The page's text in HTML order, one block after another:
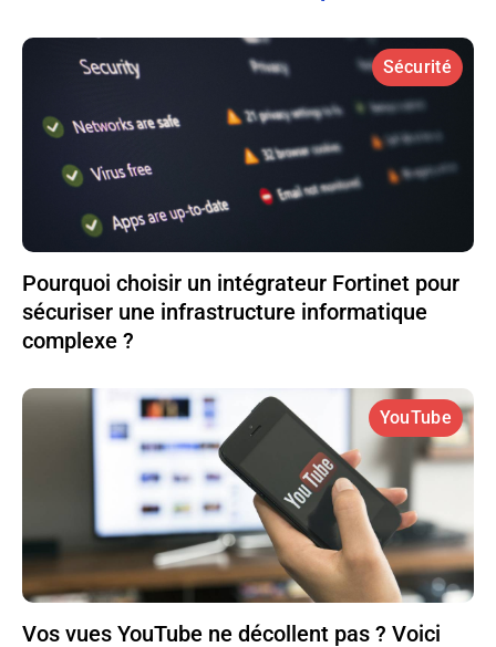
Sécurité
Pourquoi choisir un intégrateur Fortinet pour
sécuriser une infrastructure informatique
complexe ?
YouTube
Vos vues YouTube ne décollent pas ? Voici